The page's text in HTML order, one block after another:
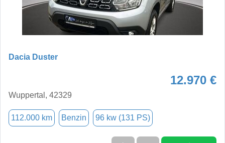
Dacia Duster
12.970 €
Wuppertal, 42329
112.000 km Benzin 96 kw (131 PS)